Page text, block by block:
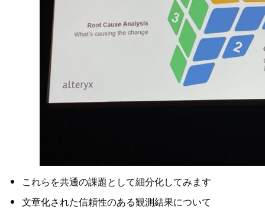
これらを共通の課題として細分化してみます
文章化された信頼性のある観測結果について